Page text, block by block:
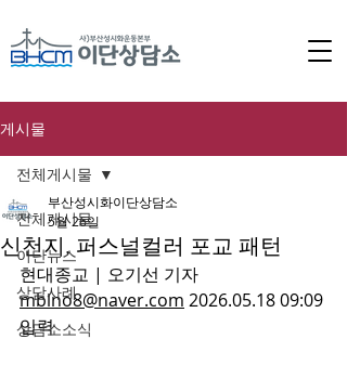
게시물
전체게시물
이단뉴스
상담사례
상담소소식
전체게시물
신천지, 퍼스널컬러 포교 패턴
부산성시화이단상담소
5월 26일
현대종교 | 오기선 기자
mblno8@naver.com 2026.05.18 09:09
입력